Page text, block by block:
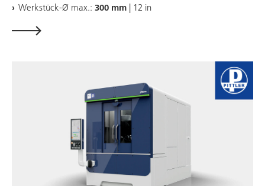
Werkstück-Ø max.: 300 mm | 12 in